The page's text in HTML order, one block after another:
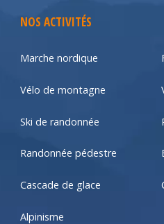
NOS ACTIVITÉS
Marche nordique
Vélo de montagne
Ski de randonnée
Randonnée pédestre
Cascade de glace
Alpinisme